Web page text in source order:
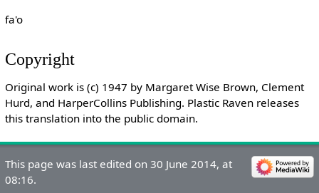
fa'o
Copyright
Original work is (c) 1947 by Margaret Wise Brown, Clement
Hurd, and HarperCollins Publishing. Plastic Raven releases
this translation into the public domain.
This page was last edited on 30 June 2014, at
08:16.